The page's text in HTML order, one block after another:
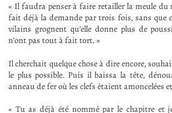
« Il faudra penser à faire retailler la meule du
fait déjà la demande par trois fois, sans que
vilains grognent qu’elle donne plus de
n’ont pas tout à fait tort. »
Il cherchait quelque chose à dire encore,
le plus possible. Puis il baissa la tête,
anneau de fer où les clefs étaient amoncelées
« Tu as déjà été nommé par le chapitre et